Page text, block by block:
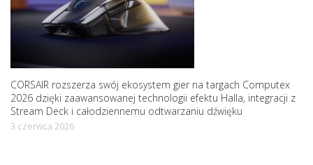
CORSAIR rozszerza swój ekosystem gier na targach Computex
2026 dzięki zaawansowanej technologii efektu Halla, integracji z
Stream Deck i całodziennemu odtwarzaniu dźwięku
3 czerwca 2026